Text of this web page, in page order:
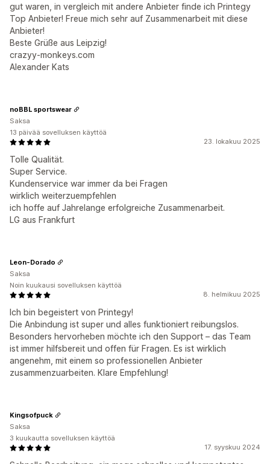
gut waren, in vergleich mit andere Anbieter finde ich Printegy
Top Anbieter! Freue mich sehr auf Zusammenarbeit mit diese
Anbieter!
Beste Grüße aus Leipzig!
crazyy-monkeys.com
Alexander Kats
23. lokakuu 2025
Tolle Qualität.
Super Service.
Kundenservice war immer da bei Fragen
wirklich weiterzuempfehlen
ich hoffe auf Jahrelange erfolgreiche Zusammenarbeit.
LG aus Frankfurt
noBBL sportswear
Saksa
13 päivää sovelluksen käyttöä
8. helmikuu 2025
Ich bin begeistert von Printegy!
Die Anbindung ist super und alles funktioniert reibungslos.
Besonders hervorheben möchte ich den Support – das Team
ist immer hilfsbereit und offen für Fragen. Es ist wirklich
angenehm, mit einem so professionellen Anbieter
zusammenzuarbeiten. Klare Empfehlung!
Leon-Dorado
Saksa
Noin kuukausi sovelluksen käyttöä
17. syyskuu 2024
Kingsofpuck
Saksa
3 kuukautta sovelluksen käyttöä